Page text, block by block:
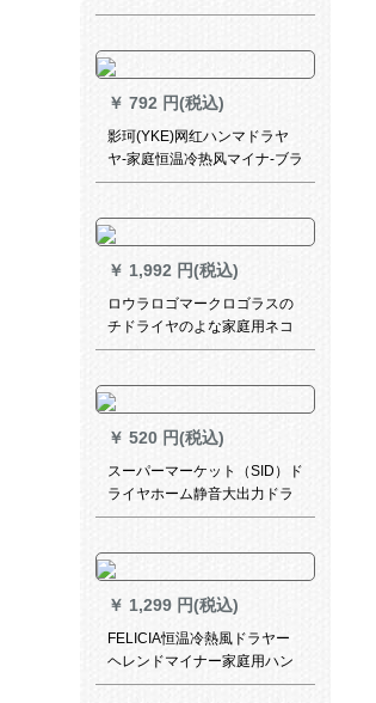
ママキオ吹风筒EH-WNE 6 A
￥ 792 円(税込)
影珂(YKE)网红ハンマドラヤ
ヤ-家庭恒温冷热风マイナ-ブラ
ック
￥ 1,992 円(税込)
ロウラロゴマークロゴラスの
チドライヤのよな家庭用ネコ
の赤いモデの低放射線マイナ
調節して、復古緑
￥ 520 円(税込)
スーパーマーケット（SID）ド
ライヤホーム静音大出力ドラ
イヤー旅行携帯帯ドライヤー
2211标准装备
￥ 1,299 円(税込)
FELICIA恒温冷熱風ドラヤー
ヘレンドマイナー家庭用ハン
マドラーマイヤファミリー用